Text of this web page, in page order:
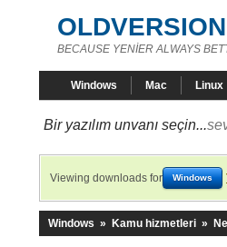
BECAUSE YENİER ALWAYS
Windows Mac Linux
Bir yazılım unvanı seçin...
Viewing downloads for Windows
Windows » Kamu hizmetleri »